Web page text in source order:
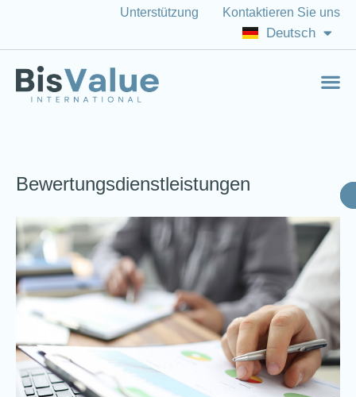
Unterstützung Kontaktieren Sie uns
Deutsch
Italiano
English (US)
Bewertungsdienstleistungen